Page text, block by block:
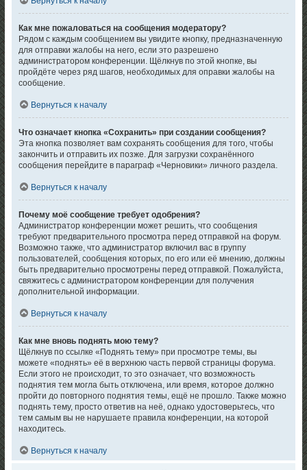
Как мне пожаловаться на сообщения модератору?
Рядом с каждым сообщением вы увидите кнопку, предназначенную
для отправки жалобы на него, если это разрешено
администратором конференции. Щёлкнув по этой кнопке, вы
пройдёте через ряд шагов, необходимых для оправки жалобы на
сообщение.
Вернуться к началу
Что означает кнопка «Сохранить» при создании сообщения?
Эта кнопка позволяет вам сохранять сообщения для того, чтобы
закончить и отправить их позже. Для загрузки сохранённого
сообщения перейдите в параграф «Черновики» личного раздела.
Вернуться к началу
Почему моё сообщение требует одобрения?
Администратор конференции может решить, что сообщения
требуют предварительного просмотра перед отправкой на форум.
Возможно также, что администратор включил вас в группу
пользователей, сообщения которых, по его или её мнению, должны
быть предварительно просмотрены перед отправкой. Пожалуйста,
свяжитесь с администратором конференции для получения
дополнительной информации.
Вернуться к началу
Как мне вновь поднять мою тему?
Щёлкнув по ссылке «Поднять тему» при просмотре темы, вы
можете «поднять» её в верхнюю часть первой страницы форума.
Если этого не происходит, то это означает, что возможность
поднятия тем могла быть отключена, или время, которое должно
пройти до повторного поднятия темы, ещё не прошло. Также можно
поднять тему, просто ответив на неё, однако удостоверьтесь, что
тем самым вы не нарушаете правила конференции, на которой
находитесь.
Вернуться к началу